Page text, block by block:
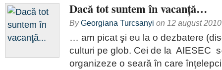
Dacă tot suntem în vacanţă…
ByGeorgiana Turcsanyi on 12 august 2010
… am picat şi eu la o dezbatere
culturi pe glob. Cei de la AIESEC
organizeze o seară în care